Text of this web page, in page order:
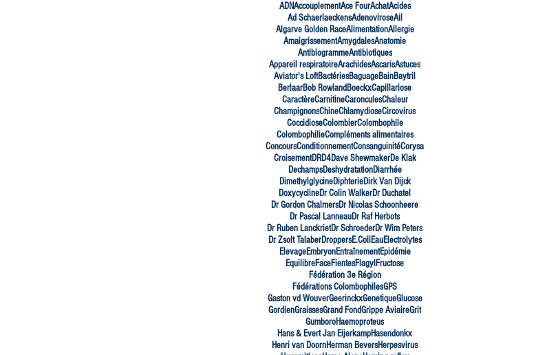
ADNAccouplementAce FourAchatAcides
Ad SchaerlaeckensAdenoviroseAil
Algarve Golden RaceAlimentationAllergie
AmaigrissementAmygdalesAnatomie
AntibiogrammeAntibiotiques
Appareil respiratoireArachidesAscarisAstuces
Aviator's LoftBactériesBaguageBainBaytril
BerlaarBob RowlandBoeckxCapillariose
CaractèreCarnitineCaronculesChaleur
ChampignonsChineChlamydioseCircovirus
CoccidioseColombierColombophile
ColombophilieCompléments alimentaires
ConcoursConditionnementConsanguinitéCorysa
CroisementDRD4Dave ShewmakerDe Klak
DechampsDeshydratationDiarrhée
DimethylglycineDiphterieDirk Van Dijck
DoxycyclineDr Colin WalkerDr Duchatel
Dr Gordon ChalmersDr Nicolas Schoonheere
Dr Pascal LanneauDr Raf Herbots
Dr Ruben LanckrietDr SchroederDr Wim Peters
Dr Zsolt TalaberDroppersE.ColiEauElectrolytes
ElevageEmbryonEntraînementEpidémie
EquilibreFaceFientesFlagyl Fructose
Fédération 3e Région
Fédérations ColombophilesGPS
Gaston vd WouverGeerinckxGenetiqueGlucose
GordienGraissesGrand FondGrippe AviaireGrit
GumboroHaemoproteus
Hans & Evert Jan EijerkampHasendonkx
Henri van DoornHerman BeversHerpesvirus